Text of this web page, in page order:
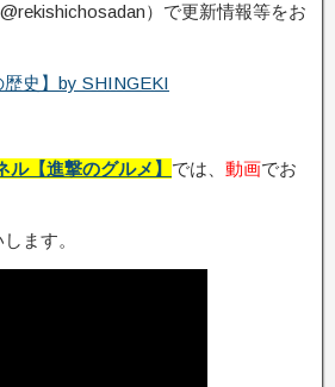
）で更新情報等をお
史】by SHINGEKI
【進撃のグルメ】 では、 動画でお
ます。